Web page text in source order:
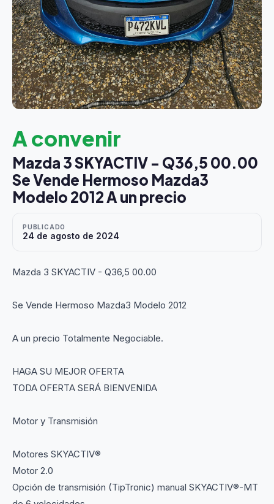
A convenir
Mazda 3 SKYACTIV - Q36,5 00.00
Se Vende Hermoso Mazda3
Modelo 2012 A un precio
PUBLICADO
24 de agosto de 2024
Mazda 3 SKYACTIV - Q36,5 00.00
Se Vende Hermoso Mazda3 Modelo 2012
A un precio Totalmente Negociable.
HAGA SU MEJOR OFERTA
TODA OFERTA SERÁ BIENVENIDA
Motor y Transmisión
Motores SKYACTIV®
Motor 2.0
Opción de transmisión (TipTronic) manual SKYACTIV®-MT